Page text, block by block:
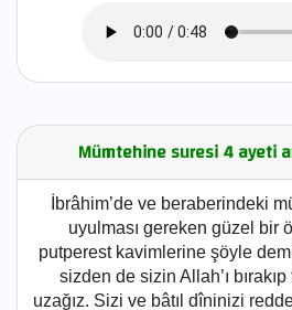
Mümtehine suresi 4 ayeti
İbrâhim’de ve beraberindeki
uyulması gereken güzel bir
putperest kavimlerine şöyle
sizden de sizin Allah’ı bırakıp
uzağız. Sizi ve bâtıl dîninizi